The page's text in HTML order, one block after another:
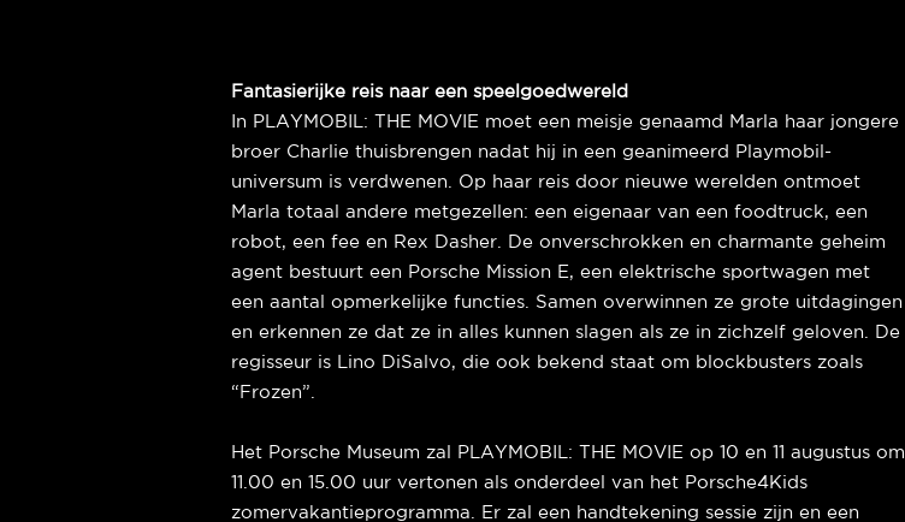
Fantasierijke reis naar een speelgoedwereld
In PLAYMOBIL: THE MOVIE moet een meisje genaamd Marla haar jongere
broer Charlie thuisbrengen nadat hij in een geanimeerd Playmobil-
universum is verdwenen. Op haar reis door nieuwe werelden ontmoet
Marla totaal andere metgezellen: een eigenaar van een foodtruck, een
robot, een fee en Rex Dasher. De onverschrokken en charmante geheim
agent bestuurt een Porsche Mission E, een elektrische sportwagen met
een aantal opmerkelijke functies. Samen overwinnen ze grote uitdagingen
en erkennen ze dat ze in alles kunnen slagen als ze in zichzelf geloven. De
regisseur is Lino DiSalvo, die ook bekend staat om blockbusters zoals
“Frozen”.
Het Porsche Museum zal PLAYMOBIL: THE MOVIE op 10 en 11 augustus om
11.00 en 15.00 uur vertonen als onderdeel van het Porsche4Kids
zomervakantieprogramma. Er zal een handtekening sessie zijn en een